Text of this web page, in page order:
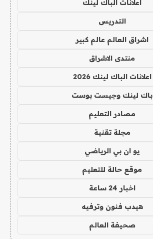
اعلانات الباك لينك
التدريس
اشراق العالم عالم كبير
منتدى الاشراق
اعلانات الباك لينك 2026
باك لينك وجيست بوست
مصادر التعليم
مجلة تقنية
يو ان بي الرياضي
موقع حالة للتعليم
اخبار 24 ساعة
هيدب فنون وترفيه
صحيفة العالم